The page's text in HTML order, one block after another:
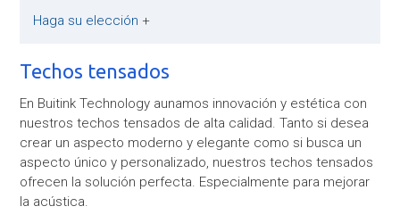
Haga su elección +
Techos tensados
En Buitink Technology aunamos innovación y estética con
nuestros techos tensados de alta calidad. Tanto si desea
crear un aspecto moderno y elegante como si busca un
aspecto único y personalizado, nuestros techos tensados
ofrecen la solución perfecta. Especialmente para mejorar
la acústica.